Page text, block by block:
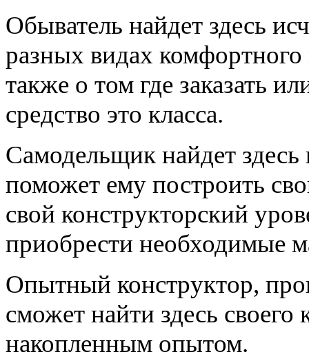
Обыватель найдет здесь
разных видах комфортного
также о том где заказать
средство это класса.
Самодельщик найдет
поможет ему построить
свой конструкторский
приобрести необходимые
Опытный конструктор,
сможет найти здесь своего
накопленным опытом.